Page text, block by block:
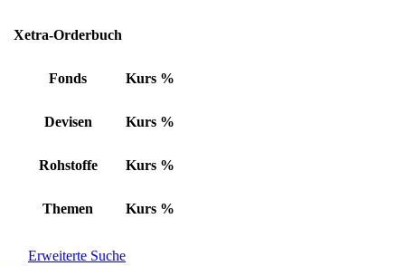
Xetra-Orderbuch
Fonds Kurs %
Devisen Kurs %
Rohstoffe Kurs %
Themen Kurs %
Erweiterte Suche